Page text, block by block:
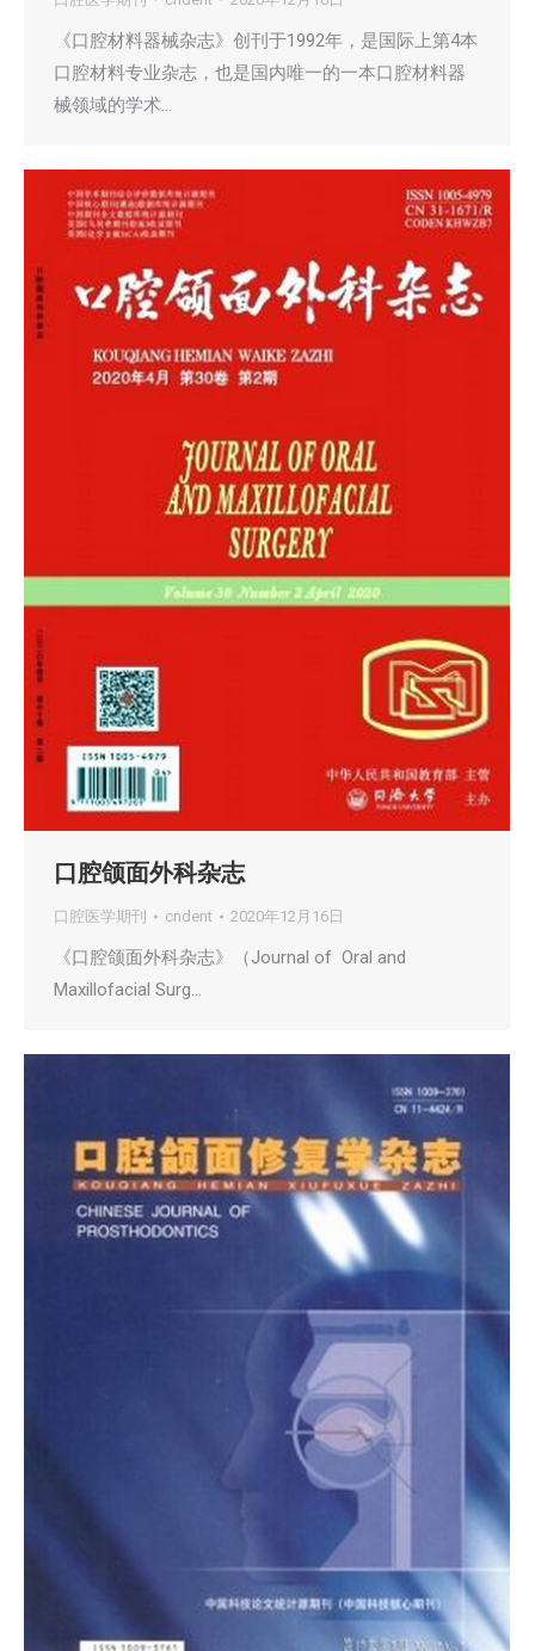
《口腔材料器械杂志》创刊于1992年，是国际上第4本
口腔材料专业杂志，也是国内唯一的一本口腔材料器
械领域的学术…
口腔颌面外科杂志
口腔医学期刊 cndent 2020年12月16日
《口腔颌面外科杂志》（Journal of Oral and
Maxillofacial Surg…